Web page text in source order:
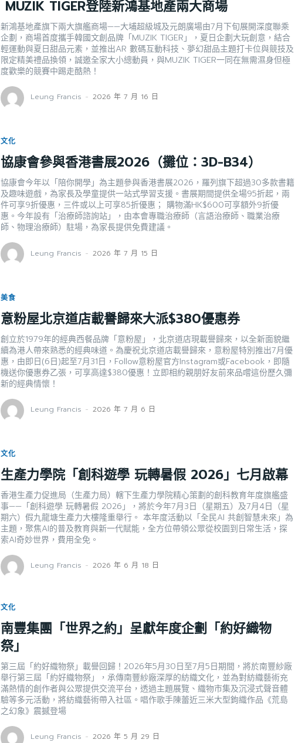
MUZIK TIGER登陸新鴻基地產兩大商場
新鴻基地產旗下兩大旗艦商場——大埔超級城及元朗廣場由7月下旬展開深度聯乘
企劃，商場首度攜手韓國文創品牌「MUZIK TIGER」，夏日企劃大玩創意，結合
輕運動與夏日甜品元素，並推出AR 數碼互動科技、夢幻甜品主題打卡位與競技及
限定精美禮品換領，誠邀全家大小總動員，與MUZIK TIGER一同在無需濕身但極
度歡樂的競賽中踢走酷熱！
Leung Francis - 2026 年 7 月 16 日
文化
協康會參與香港書展2026（攤位：3D-B34）
協康會今年以「陪你開學」為主題參與香港書展2026，羅列旗下超過30多款書籍
及趣味遊戲，為家長及學童提供一站式學習支援。書展期間提供全場95折起，兩
件可享9折優惠，三件或以上可享85折優惠； 購物滿HK$600可享額外9折優
惠。今年設有「治療師諮詢站」，由本會專職治療師（言語治療師、職業治療
師、物理治療師）駐場，為家長提供免費建議。
Leung Francis - 2026 年 7 月 15 日
美食
意粉屋北京道店載譽歸來大派$380優惠券
創立於1979年的經典西餐品牌「意粉屋」，北京道店現載譽歸來，以全新面貌繼
續為港人帶來熟悉的經典味道。為慶祝北京道店載譽歸來，意粉屋特別推出7月優
惠，由即日(6日)起至7月31日，Follow意粉屋官方Instagram或Facebook，即隨
機送你優惠券乙張，可享高達$380優惠！立即相約親朋好友前來品嚐這份歷久彌
新的經典情懷！
Leung Francis - 2026 年 7 月 6 日
文化
生產力學院「創科遊學 玩轉暑假 2026」七月啟幕
香港生產力促進局（生產力局）轄下生產力學院精心策劃的創科教育年度旗艦盛
事——「創科遊學 玩轉暑假 2026」，將於今年7月3日（星期五）及7月4日（星
期六）假九龍塘生產力大樓隆重舉行。 本年度活動以「全民AI 共創智慧未來」為
主題，聚焦AI的普及教育與新一代賦能，全方位帶領公眾從校園到日常生活，探
索AI奇妙世界，費用全免。
Leung Francis - 2026 年 6 月 18 日
文化
南豐集團「世界之約」呈獻年度企劃「約好織物
祭」
第三屆「約好織物祭」載譽回歸！2026年5月30日至7月5日期間，將於南豐紗廠
舉行第三屆「約好織物祭」，承傳南豐紗廠深厚的紡織文化，並為對紡織藝術充
滿熱情的創作者與公眾提供交流平台，透過主題展覽、織物市集及沉浸式聲音體
驗等多元活動，將紡織藝術帶入社區。唱作歌手陳蕾近三米大型鉤織作品《荒島
之幻象》震撼登場
Leung Francis - 2026 年 5 月 29 日